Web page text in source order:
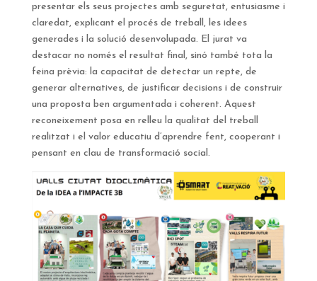
presentar els seus projectes amb seguretat, entusiasme i
claredat, explicant el procés de treball, les idees
generades i la solució desenvolupada. El jurat va
destacar no només el resultat final, sinó també tota la
feina prèvia: la capacitat de detectar un repte, de
generar alternatives, de justificar decisions i de construir
una proposta ben argumentada i coherent. Aquest
reconeixement posa en relleu la qualitat del treball
realitzat i el valor educatiu d’aprendre fent, cooperant i
pensant en clau de transformació social.